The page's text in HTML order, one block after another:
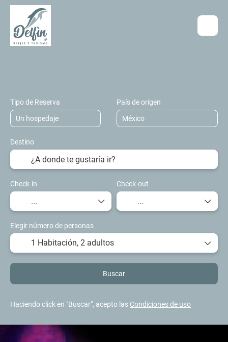
Tipo de Reserva País de origen
Destino
Check-in Check-out
Elegir número de personas
1 Habitación, 2 adultos
Buscar
Haciendo click en "Buscar", acepto las Condiciones de uso